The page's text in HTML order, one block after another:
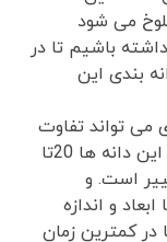
می شود
باشیم تا در
بندی این
می تواند تفاوت
داشته باشد مقدار تغییرات بزرگی و ریزی این دانه ها 20تا
است. و
ابعاد و اندازه
کمترین زمان